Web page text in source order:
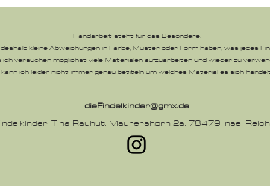
Handarbeit steht für das Besondere.
kleine Abweichungen in Farbe, Muster oder Form haben, was jedes
ich versuchen möglichst viele Materialen aufzuarbeiten und wieder zu
kann ich leider nicht immer genau betiteln um welches Material es sich
dieFindelkinder@gmx.de
Tina Rauhut, Maurershorn 2a, 78479 Insel